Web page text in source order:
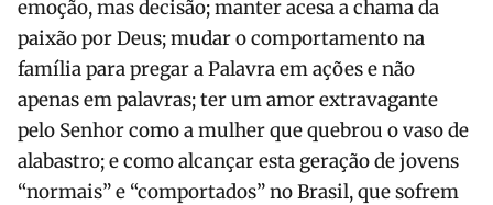
emoção, mas decisão; manter acesa a chama da
paixão por Deus; mudar o comportamento na
família para pregar a Palavra em ações e não
apenas em palavras; ter um amor extravagante
pelo Senhor como a mulher que quebrou o vaso de
alabastro; e como alcançar esta geração de jovens
“normais” e “comportados” no Brasil, que sofrem